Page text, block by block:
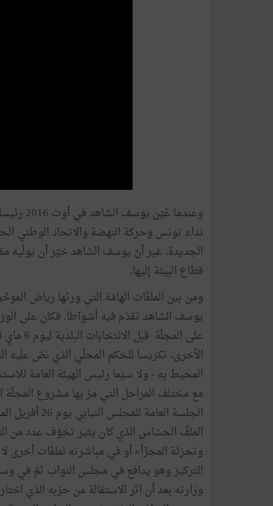
نداء تونس وحركة النهضة والاتحاد الوطني
الجديدة، غير أنّ يوسف الشاهد خيّر أن يولّيه
قطاع البيئة إليها.
ومن بين الملفّات الهامّة التي ورثها رياض
يوسف الشاهد تقدّم فيه أشواطا. فكان على
الأخرى، تكريسا للحكم المحلّي الذي نصّ عليه
المحيط به - ولا سيّما رئيس الهيئة العامة
الجلسة
الملفّ الحسّاس الذي كان يثير تخوّف عدد من
وتجزئة المجزّأ» أو في مباشرته لملفّات أخرى
التركيز وهو يدافع في مجلس النواب ثمّ في
وزارته بعد أن آثر الاستقالة من حزبه الذي